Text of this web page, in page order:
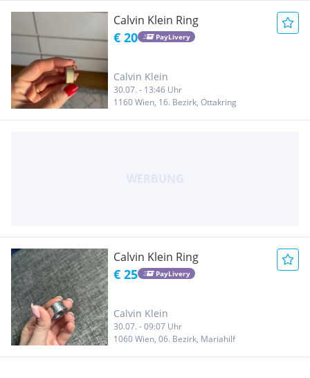
Calvin Klein Ring
€ 20 PayLivery
Calvin Klein
30.07. - 13:46 Uhr
1160 Wien, 16. Bezirk, Ottakring
Calvin Klein Ring
€ 25 PayLivery
Calvin Klein
30.07. - 09:07 Uhr
1060 Wien, 06. Bezirk, Mariahilf